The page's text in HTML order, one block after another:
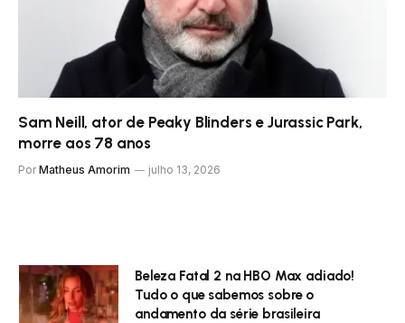
Sam Neill, ator de Peaky Blinders e Jurassic Park,
morre aos 78 anos
Por Matheus Amorim julho 13, 2026
Beleza Fatal 2 na HBO Max adiado!
Tudo o que sabemos sobre o
andamento da série brasileira